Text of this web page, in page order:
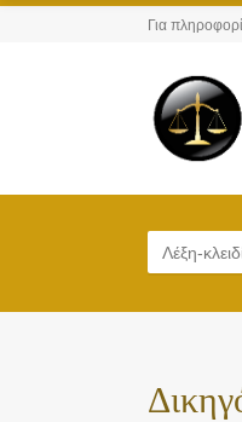
Για